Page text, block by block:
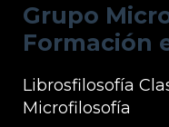
Grupo
Formación
Librosfilosofía
Microfilosofía